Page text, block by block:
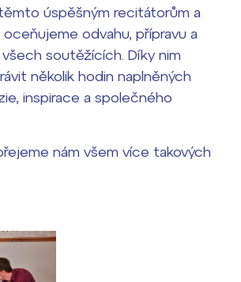
úspěšným recitátorům a
oceňujeme odvahu, přípravu a
soutěžících. Díky nim
několik hodin naplněných
inspirace a společného
nám všem více takových